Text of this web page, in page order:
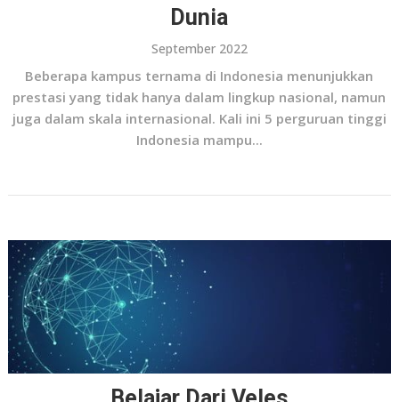
Dunia
September 2022
Beberapa kampus ternama di Indonesia menunjukkan
prestasi yang tidak hanya dalam lingkup nasional, namun
juga dalam skala internasional. Kali ini 5 perguruan tinggi
Indonesia mampu...